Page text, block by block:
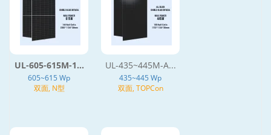
UL-605-615M-1...
605~615 Wp
双面, N型
UL-435~445M-A...
435~445 Wp
双面, TOPCon